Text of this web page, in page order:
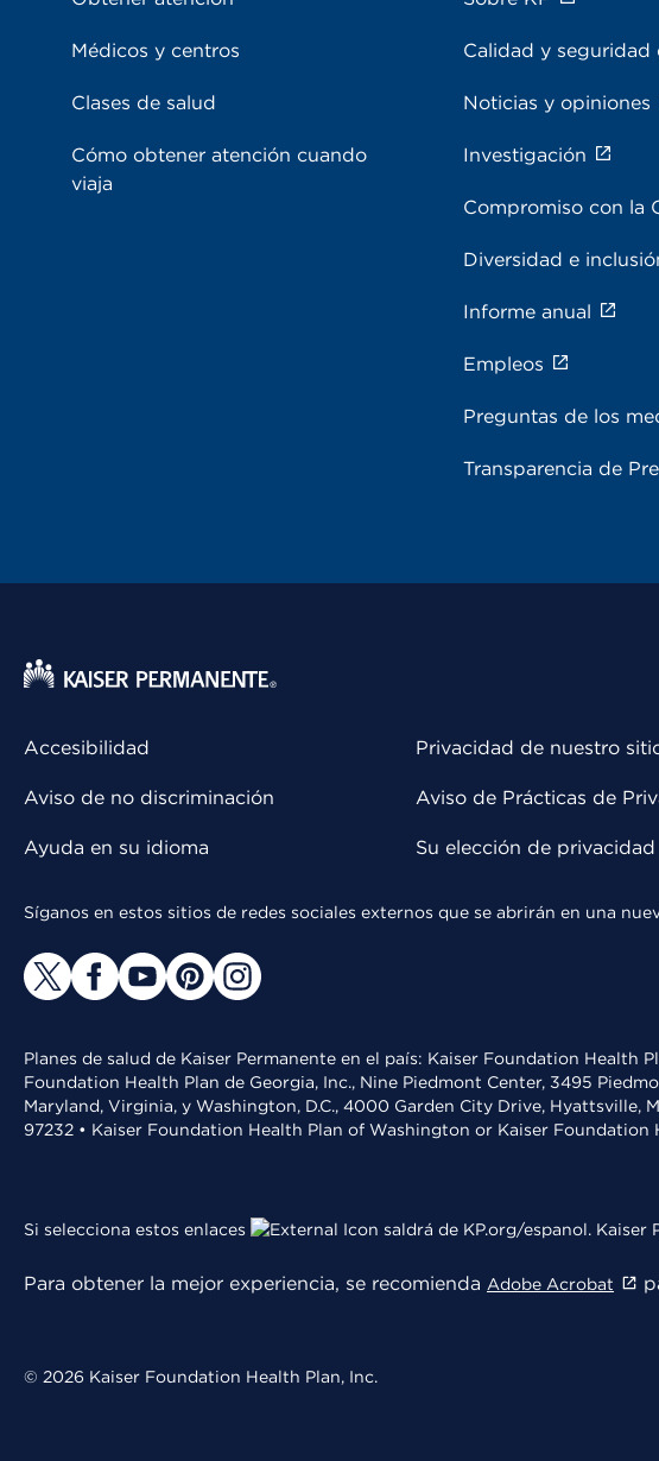
Médicos y centros
Clases de salud
Cómo obtener atención cuando
viaja
Calidad y seguridad
Noticias y opiniones
Investigación
Compromiso con la
Diversidad e
Informe anual
Empleos
Preguntas de los
Transparencia de
Accesibilidad
Aviso de no discriminación
Ayuda en su idioma
Privacidad de nuestro
Aviso de Prácticas de
Su elección de privacidad
Síganos en estos sitios de redes sociales externos que se abrirán en una
Planes de salud de Kaiser Permanente en el país: Kaiser Foundation Health
Foundation Health Plan de Georgia, Inc., Nine Piedmont Center, 3495
Maryland, Virginia, y Washington, D.C., 4000 Garden City Drive, Hyattsville,
97232 • Kaiser Foundation Health Plan of Washington or Kaiser
Si selecciona estos enlaces saldrá de KP.org/espanol.
Para obtener la mejor experiencia, se recomienda Adobe Acrobat
© 2026 Kaiser Foundation Health Plan, Inc.